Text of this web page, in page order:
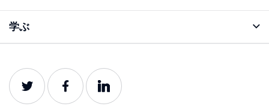
学ぶ
プロダクトガイド